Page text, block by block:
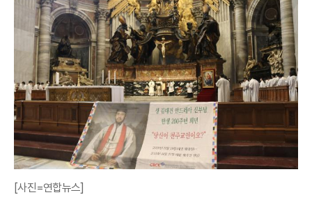
[사진=연합뉴스]